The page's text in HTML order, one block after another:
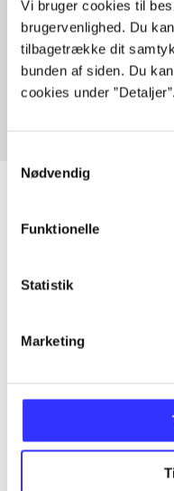
Vi bruger cookies til
brugervenlighed. Du
tilbagetrække dit
bunden af siden. Du
cookies under ”Detaljer”.
Nødvendig
Funktionelle
Statistik
Marketing
Artikler med
Fra
...